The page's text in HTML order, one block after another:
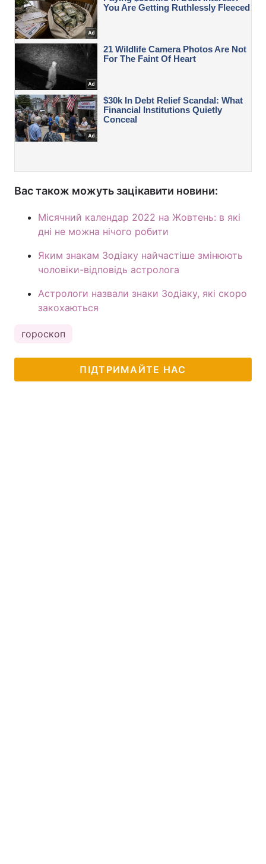
Вас також можуть зацікавити новини:
Місячний календар 2022 на Жовтень: в які
дні не можна нічого робити
Яким знакам Зодіаку найчастіше змінюють
чоловіки-відповідь астролога
Астрологи назвали знаки Зодіаку, які скоро
закохаються
гороскоп
ПІДТРИМАЙТЕ НАС